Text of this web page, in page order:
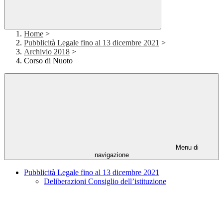
Home >
Pubblicità Legale fino al 13 dicembre 2021 >
Archivio 2018 >
Corso di Nuoto
Menu di
navigazione
Pubblicità Legale fino al 13 dicembre 2021
Deliberazioni Consiglio dell’istituzione